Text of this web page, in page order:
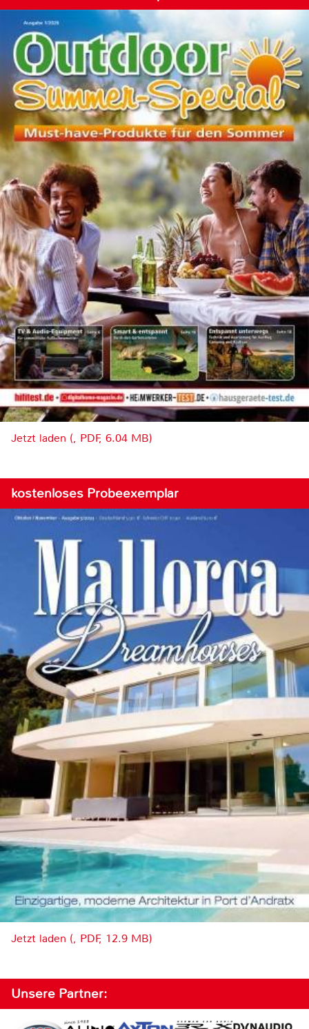
Jetzt laden (, PDF, 6.04 MB)
kostenloses Probeexemplar
Jetzt laden (, PDF, 12.9 MB)
Unsere Partner: